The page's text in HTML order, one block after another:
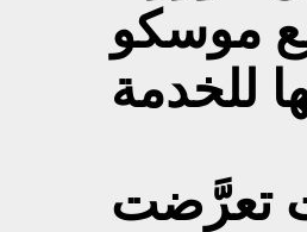
موسكو
تعرَّضت